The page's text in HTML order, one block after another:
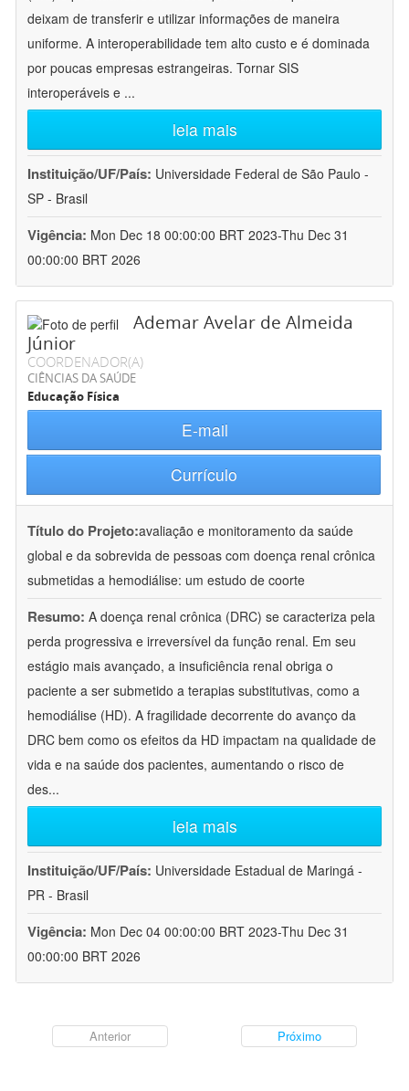
deixam de transferir e utilizar informações de maneira
uniforme. A interoperabilidade tem alto custo e é dominada
por poucas empresas estrangeiras. Tornar SIS
interoperáveis e ...
leia mais
Instituição/UF/País: Universidade Federal de São Paulo -
SP - Brasil
Vigência: Mon Dec 18 00:00:00 BRT 2023-Thu Dec 31
00:00:00 BRT 2026
Ademar Avelar de Almeida
Júnior
COORDENADOR(A)
CIÊNCIAS DA SAÚDE
Educação Física
E-mail
Currículo
Título do Projeto:avaliação e monitoramento da saúde
global e da sobrevida de pessoas com doença renal crônica
submetidas a hemodiálise: um estudo de coorte
Resumo: A doença renal crônica (DRC) se caracteriza pela
perda progressiva e irreversível da função renal. Em seu
estágio mais avançado, a insuficiência renal obriga o
paciente a ser submetido a terapias substitutivas, como a
hemodiálise (HD). A fragilidade decorrente do avanço da
DRC bem como os efeitos da HD impactam na qualidade de
vida e na saúde dos pacientes, aumentando o risco de
des...
leia mais
Instituição/UF/País: Universidade Estadual de Maringá -
PR - Brasil
Vigência: Mon Dec 04 00:00:00 BRT 2023-Thu Dec 31
00:00:00 BRT 2026
Anterior Próximo